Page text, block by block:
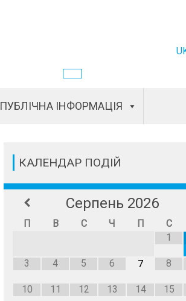
ПУБЛІЧНА ІНФОРМАЦІЯ
КАЛЕНДАР ПОДІЙ
Серпень 2026
П В С Ч П С
1
3 4 5 6 7 8
10 11 12 13 14 15